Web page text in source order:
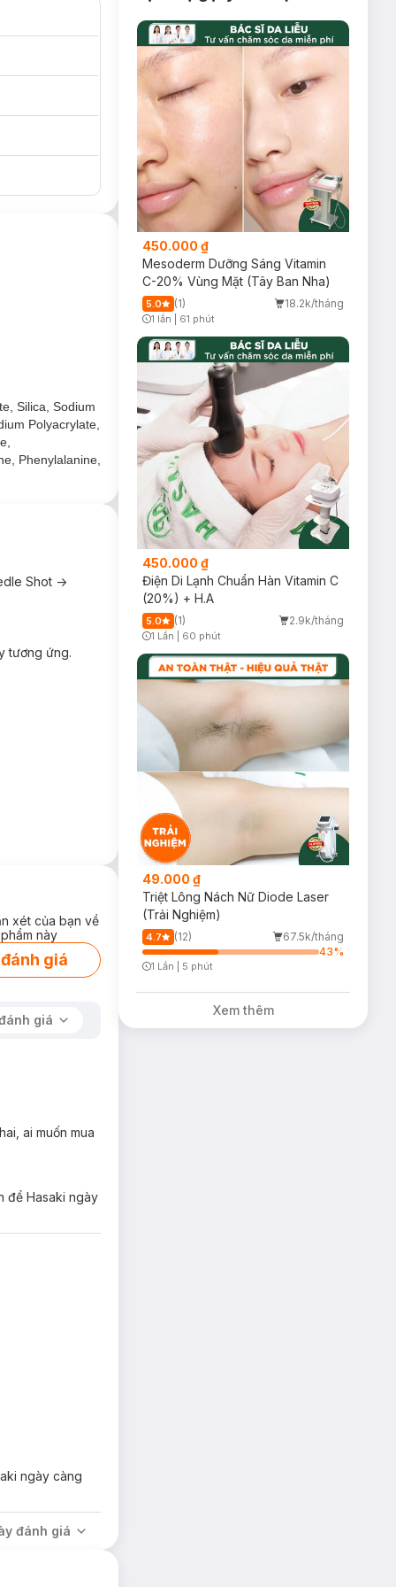
Silica, Sodium
Polyacrylate,
Phenylalanine,
Shot ->
tương ứng.
xét của bạn về
này
giá
giá
ai muốn mua
để Hasaki ngày
ngày càng
đánh giá
450.000 ₫
Mesoderm Dưỡng Sáng Vitamin
C-20% Vùng Mặt (Tây Ban Nha)
5.0 (1) 18.2k/tháng
1 lần 61 phút
450.000 ₫
Điện Di Lạnh Chuẩn Hàn Vitamin C
(20%) + H.A
5.0 (1) 2.9k/tháng
Timer Gray Icon
1 Lần 60 phút
49.000 ₫
Triệt Lông Nách Nữ Diode Laser
(Trải Nghiệm)
4.7 (12)
67.5k/tháng
43%
1 Lần 5 phút
Xem thêm